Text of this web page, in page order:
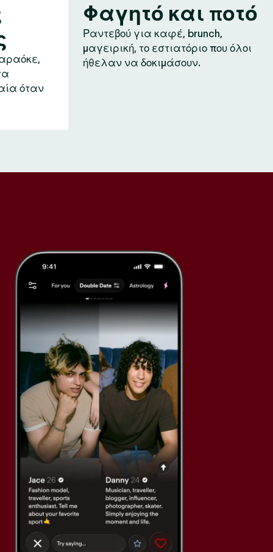
όταν
Φαγητό και ποτό
Ραντεβού για καφέ, brunch,
μαγειρική, το εστιατόριο που όλοι
ήθελαν να δοκιμάσουν.